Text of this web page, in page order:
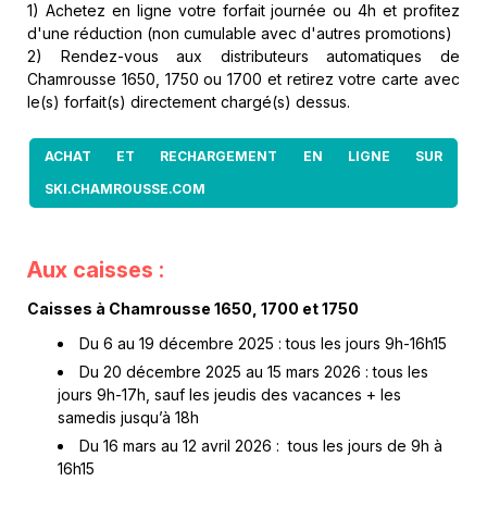
1) Achetez en ligne votre forfait journée ou 4h et profitez
d'une réduction (non cumulable avec d'autres promotions)
2) Rendez-vous aux distributeurs automatiques de
Chamrousse 1650, 1750 ou 1700 et retirez votre carte avec
le(s) forfait(s) directement chargé(s) dessus.
ACHAT ET RECHARGEMENT EN LIGNE SUR
SKI.CHAMROUSSE.COM
Aux caisses :
Caisses à Chamrousse 1650, 1700 et 1750
Du 6 au 19 décembre 2025 : tous les jours 9h-16h15
Du 20 décembre 2025 au 15 mars 2026 : tous les
jours 9h-17h, sauf les jeudis des vacances + les
samedis jusqu’à 18h
Du 16 mars au 12 avril 2026 : tous les jours de 9h à
16h15